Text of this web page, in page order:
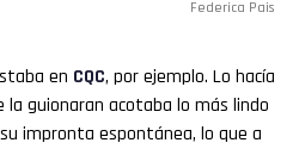
Federica Pais
en CQC, por ejemplo. Lo hacía
la guionaran acotaba lo más lindo
impronta espontánea, lo que a